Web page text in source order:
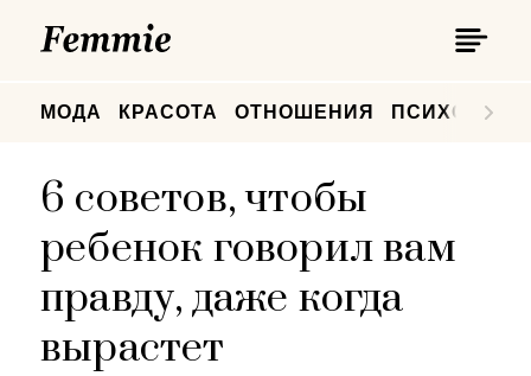
МОДА КРАСОТА ОТНОШЕНИЯ
6 советов, чтобы
ребенок говорил вам
правду, даже когда
вырастет